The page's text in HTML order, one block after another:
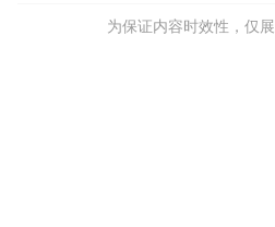
为保证内容时效性，仅